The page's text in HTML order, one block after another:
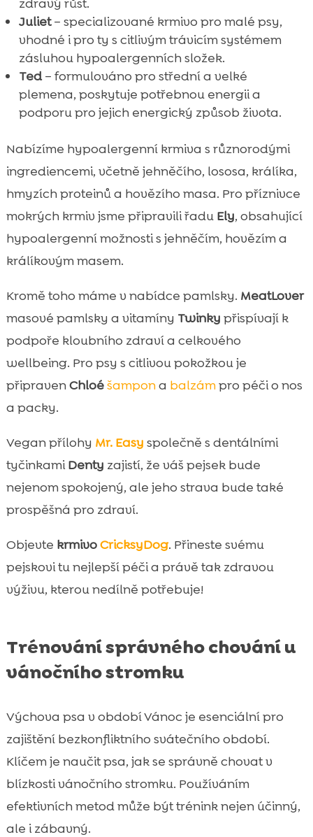
Juliet– specializované krmivo pro malé psy,
vhodné i pro ty s citlivým trávicím systémem
zásluhou hypoalergenních složek.
Ted– formulováno pro střední a velké
plemena, poskytuje potřebnou energii a
podporu pro jejich energický způsob života.
Nabízíme hypoalergenní krmiva s různorodými
ingrediencemi, včetně jehněčího, lososa, králíka,
hmyzích proteinů a hovězího masa. Pro příznivce
mokrých krmiv jsme připravili řadu Ely, obsahující
hypoalergenní možnosti s jehněčím, hovězím a
králíkovým masem.
Kromě toho máme v nabídce pamlsky. MeatLover
masové pamlsky a vitamíny Twinky přispívají k
podpoře kloubního zdraví a celkového
wellbeing. Pro psy s citlivou pokožkou je
připravenChloéšampona balzámpro péči o nos
a packy.
Vegan přílohy Mr. Easy společně s dentálními
tyčinkamiDenty zajistí, že váš pejsek bude
nejenom spokojený, ale jeho strava bude také
prospěšná pro zdraví.
Objevte krmivoCricksyDog. Přineste svému
pejskovi tu nejlepší péči a právě tak zdravou
výživu, kterou nedílně potřebuje!
Trénování správného chování u
vánočního stromku
Výchova psa v období Vánoc je esenciální pro
zajištění bezkonfliktního svátečního období.
Klíčem je naučit psa, jak se správně chovat v
blízkosti vánočního stromku. Používáním
efektivních metod může být trénink nejen účinný,
ale i zábavný.